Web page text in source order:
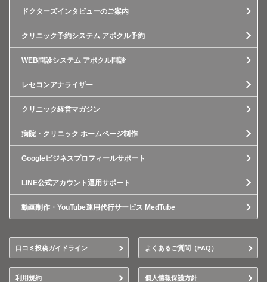
ドクターズインタビューのご案内
クリニック予約システム アポクル予約
WEB問診システム アポクル問診
レセコンアナライザー
クリニック経営マガジン
病院・クリニック ホームページ制作
Googleビジネスプロフィールサポート
LINE公式アカウント運用サポート
動画制作・YouTube運用代行サービス MedTube
口コミ投稿ガイドライン よくあるご質問（FAQ）
利用規約 個人情報保護方針